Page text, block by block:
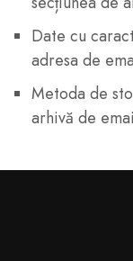
Date cu
adresa de
Metoda de
arhivă de